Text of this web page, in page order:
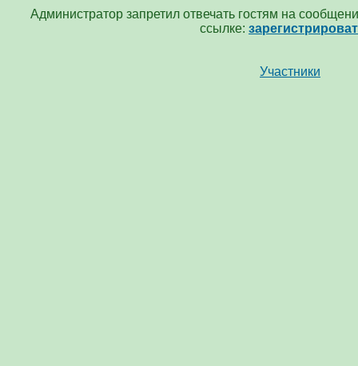
Администратор запретил отвечать гостям на
ссылке:
Участники